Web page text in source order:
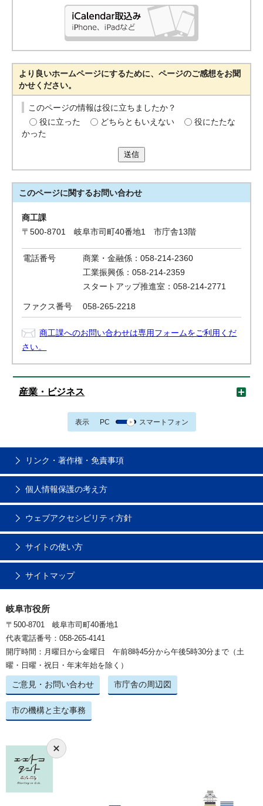
より良いホームページにするために、ページのご感想をお聞
かせください。
このページの情報は役に立ちましたか？
役に立った
どちらともいえない
役にたたな
かった
送信
このページに関するお問い合わせ
商工課
〒500-8701 岐阜市司町40番地1 市庁舎13階
電話番号
商業・金融係：058-214-2360
工業振興係：058-214-2359
スタートアップ推進室：058-214-2771
ファクス番号 058-265-2218
商工課へのお問い合わせは専用フォームをご利用くだ
さい。
産業・ビジネス
表示 PC スマートフォン
リンク・著作権・免責事項
個人情報保護の考え方
ウェブアクセシビリティ方針
サイトの使い方
サイトマップ
岐阜市役所
〒500-8701 岐阜市司町40番地1
代表電話番号：058-265-4141
開庁時間：月曜日から金曜日 午前8時45分から午後5時30分まで（土
曜・日曜・祝日・年末年始を除く）
ご意見・お問い合わせ 市庁舎の周辺図
市の機構と主な事務